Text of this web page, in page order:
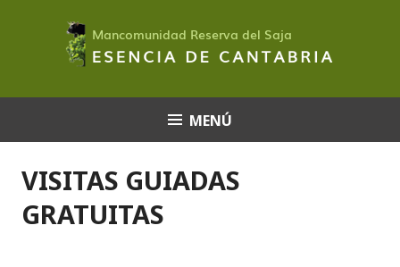
contenido
MENÚ
VISITAS GUIADAS
GRATUITAS